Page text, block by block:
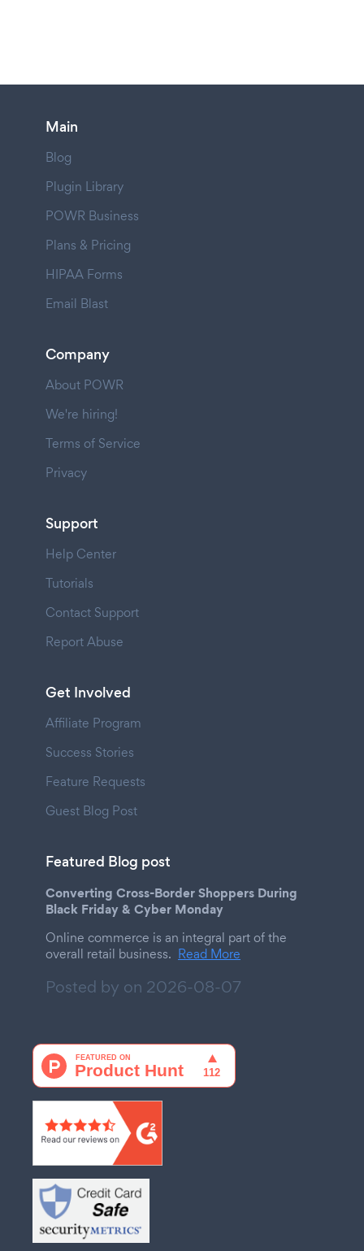
Main
Blog
Plugin Library
POWR Business
Plans & Pricing
HIPAA Forms
Email Blast
Company
About POWR
We're hiring!
Terms of Service
Privacy
Support
Help Center
Tutorials
Contact Support
Report Abuse
Get Involved
Affiliate Program
Success Stories
Feature Requests
Guest Blog Post
Featured Blog post
Converting Cross-Border Shoppers During
Black Friday & Cyber Monday
Online commerce is an integral part of the
overall retail business. Read More
Posted by on 2026-08-07